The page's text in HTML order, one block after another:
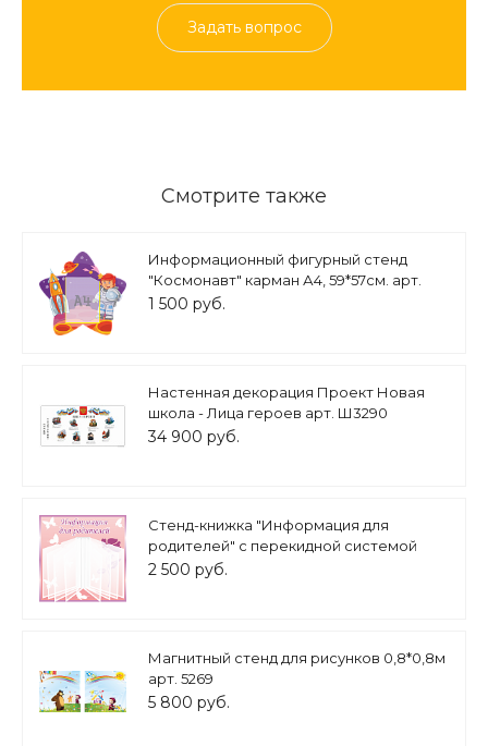
Задать вопрос
Смотрите также
Информационный фигурный стенд
"Космонавт" карман А4, 59*57см. арт.
ДС1330
1 500 руб.
Настенная декорация Проект Новая
школа - Лица героев арт. Ш3290
34 900 руб.
Стенд-книжка "Информация для
родителей" с перекидной системой
розовый 0,5*0,5м 8 карманов А4 арт.
2 500 руб.
Магнитный стенд для рисунков 0,8*0,8м
арт. 5269
5 800 руб.